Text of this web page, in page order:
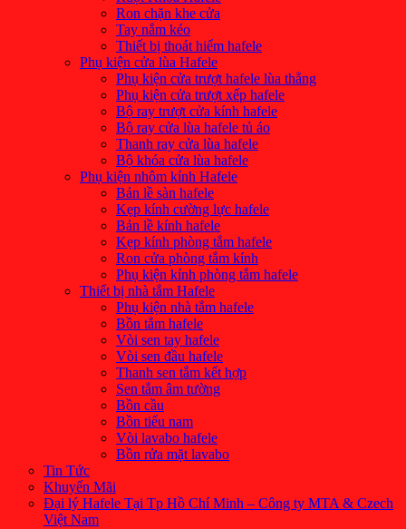
Ron chặn khe cửa
Tay nắm kéo
Thiết bị thoát hiểm hafele
Phụ kiện cửa lùa Hafele
Phụ kiện cửa trượt hafele lùa thẳng
Phụ kiện cửa trượt xếp hafele
Bộ ray trượt cửa kính hafele
Bộ ray cửa lùa hafele tủ áo
Thanh ray cửa lùa hafele
Bộ khóa cửa lùa hafele
Phụ kiện nhôm kính Hafele
Bản lề sàn hafele
Kẹp kính cường lực hafele
Bản lề kính hafele
Kẹp kính phòng tắm hafele
Ron cửa phòng tắm kính
Phụ kiện kính phòng tắm hafele
Thiết bị nhà tắm Hafele
Phụ kiện nhà tắm hafele
Bồn tắm hafele
Vòi sen tay hafele
Vòi sen đầu hafele
Thanh sen tắm kết hợp
Sen tắm âm tường
Bồn cầu
Bồn tiểu nam
Vòi lavabo hafele
Bồn rửa mặt lavabo
Tin Tức
Khuyến Mãi
Đại lý Hafele Tại Tp Hồ Chí Minh – Công ty MTA & Czech
Việt Nam